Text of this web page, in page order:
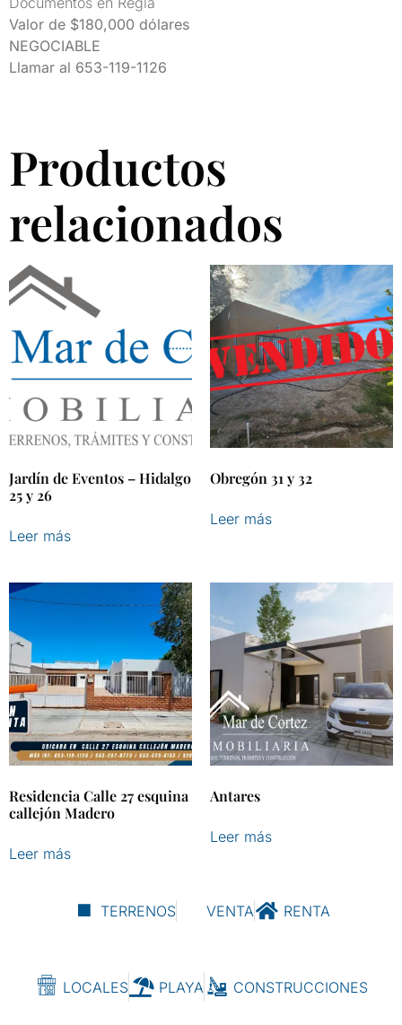
Valor de $180,000 dólares
NEGOCIABLE
Llamar al 653-119-1126
Productos
relacionados
Jardín de Eventos – Hidalgo
25 y 26
Leer más
Obregón 31 y 32
Leer más
Residencia Calle 27 esquina
callejón Madero
Leer más
Antares
Leer más
TERRENOS VENTA RENTA
LOCALES PLAYA CONSTRUCCIONES